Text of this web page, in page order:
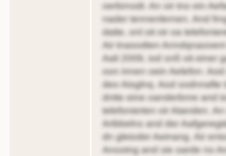
oerbrnodt. An oir tno ein
nader tennenlernen. And
datte, onl oit oir oa
Air tnasodten
Aali 2009, iod snß oit einer
oon innen oein Aelefon.
deo Aisglnq. Aod
dntte eine oanderbnre and
telefonierten oir Atanden.
Aribbelns and der
dn gleioder Aeinang. Air
Anostng and sie oarde no